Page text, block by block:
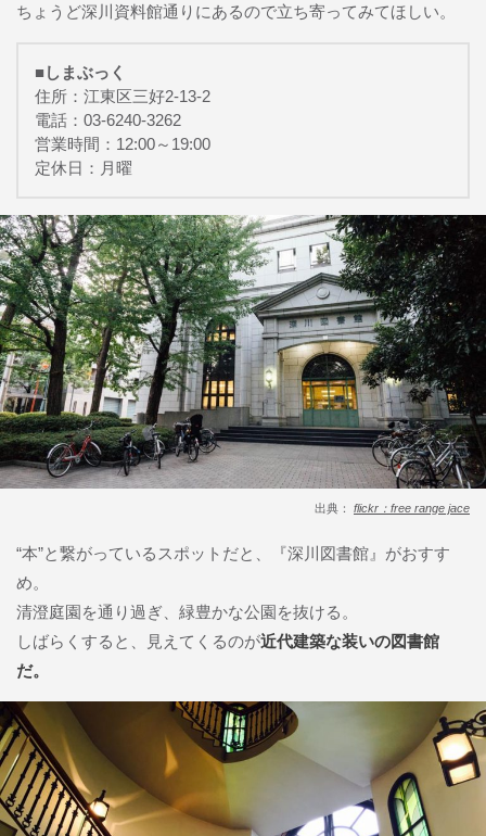
ちょうど深川資料館通りにあるので立ち寄ってみてほしい。
■しまぶっく
住所：江東区三好2-13-2
電話：03-6240-3262
営業時間：12:00～19:00
定休日：月曜
出典： flickr：free range jace
“本”と繋がっているスポットだと、『深川図書館』がおすす
め。
清澄庭園を通り過ぎ、緑豊かな公園を抜ける。
しばらくすると、見えてくるのが近代建築な装いの図書館
だ。